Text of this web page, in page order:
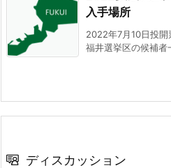
入手場所
2022年7月10日投開
福井選挙区の候補者
ディスカッション